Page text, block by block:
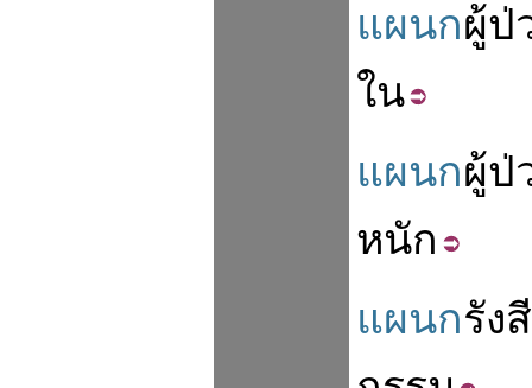
แผนกผู้ป่
ใน
แผนกผู้ป่
หนัก
แผนกรังสี